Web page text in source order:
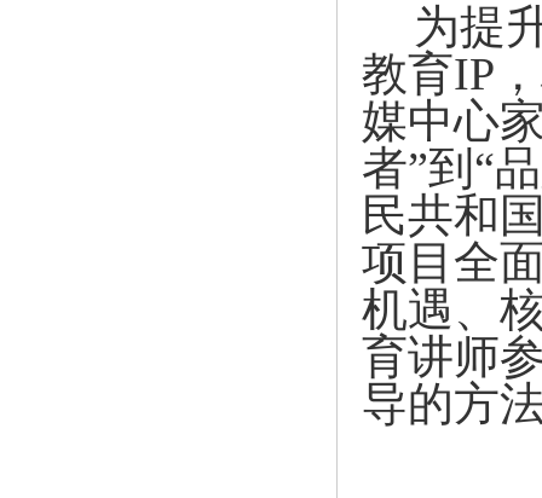
为提
教育IP
媒中心
者”到“
民共和
项目全
机遇、
育讲师
导的方